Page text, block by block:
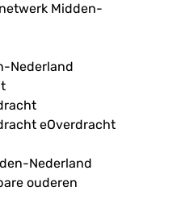
Midden-
Nederland
eOverdracht
Nederland
ouderen